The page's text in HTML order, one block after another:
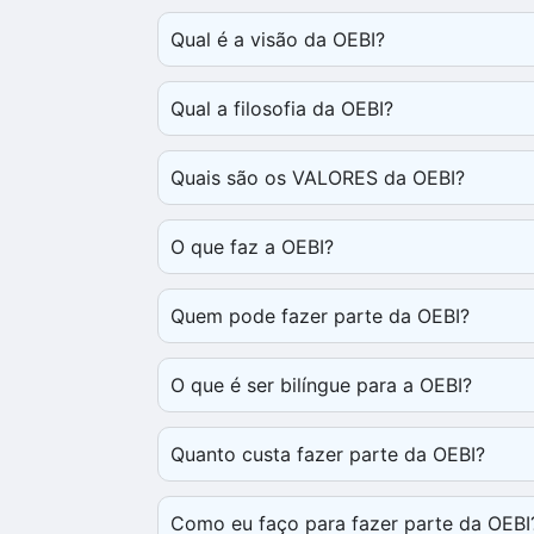
Qual é a visão da OEBI?
Qual a filosofia da OEBI?
Quais são os VALORES da OEBI?
O que faz a OEBI?
Quem pode fazer parte da OEBI?
O que é ser bilíngue para a OEBI?
Quanto custa fazer parte da OEBI?
Como eu faço para fazer parte da